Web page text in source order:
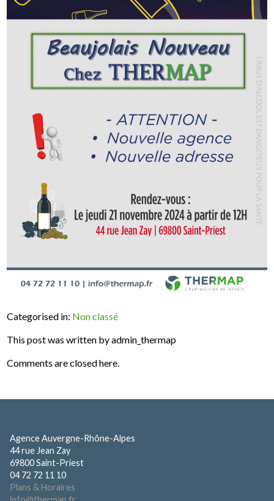
Categorised in: Non classé
This post was written by admin_thermap
Comments are closed here.
Agence Auvergne-Rhône-Alpes
44 rue Jean Zay
69800 Saint-Priest
04 72 72 11 10
Plans & Horaires